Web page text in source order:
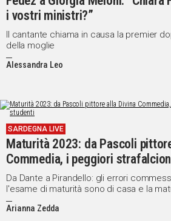
GALLURA
OGLIASTRA
MEDIO
CAMPIDANO
POLITICA
IN
ITALIA
NEL
MONDO
SPORT
STORIE
i vostri ministri?”
Il cantante chiama in causa la premier
della moglie
Alessandra Leo
SARDEGNA LIVE
Maturità 2023: da Pascoli
Commedia, i peggiori
Da Dante a Pirandello: gli errori
l'esame di maturità sono di casa e la
da meno
Arianna Zedda